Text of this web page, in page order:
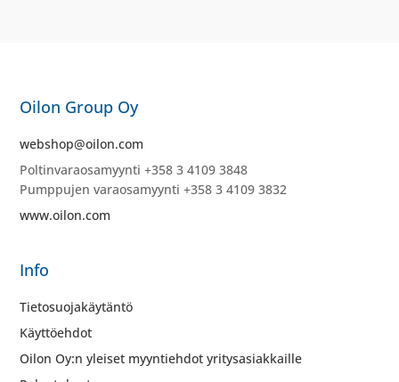
Oilon Group Oy
webshop@oilon.com
Poltinvaraosamyynti +358 3 4109 3848
Pumppujen varaosamyynti +358 3 4109 3832
www.oilon.com
Info
Tietosuojakäytäntö
Käyttöehdot
Oilon Oy:n yleiset myyntiehdot yritysasiakkaille